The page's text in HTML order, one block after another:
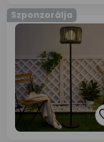
Szponzorálja